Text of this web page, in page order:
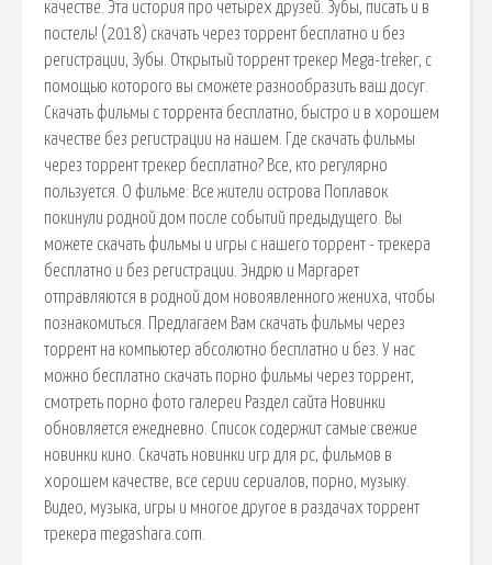
качестве. Эта история про четырех друзей. Зубы, писать и в
постель! (2018) скачать через торрент бесплатно и без
регистрации, Зубы. Открытый торрент трекер Mega-treker, с
помощью которого вы сможете разнообразить ваш досуг.
Скачать фильмы с торрента бесплатно, быстро и в хорошем
качестве без регистрации на нашем. Где скачать фильмы
через торрент трекер бесплатно? Все, кто регулярно
пользуется. О фильме: Все жители острова Поплавок
покинули родной дом после событий предыдущего. Вы
можете скачать фильмы и игры с нашего торрент - трекера
бесплатно и без регистрации. Эндрю и Маргарет
отправляются в родной дом новоявленного жениха, чтобы
познакомиться. Предлагаем Вам скачать фильмы через
торрент на компьютер абсолютно бесплатно и без. У нас
можно бесплатно скачать порно фильмы через торрент,
смотреть порно фото галереи Раздел сайта Новинки
обновляется ежедневно. Список содержит самые свежие
новинки кино. Скачать новинки игр для pc, фильмов в
хорошем качестве, все серии сериалов, порно, музыку.
Видео, музыка, игры и многое другое в раздачах торрент
трекера megashara.com.